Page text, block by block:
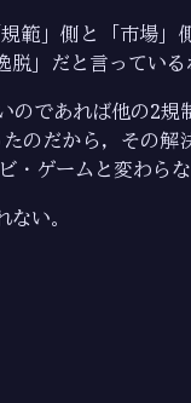
範」側と「市場」
」だと言っている
のであれば他の2規
のだから，その解
ゲームと変わらな
い。